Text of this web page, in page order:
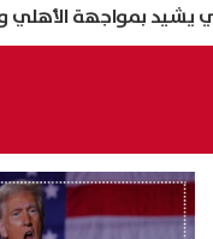
الأهلي ويترقب